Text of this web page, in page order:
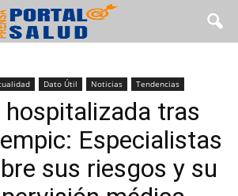
Dato Útil Noticias Tendencias
hospitalizada tras
Especialistas
sus riesgos y su